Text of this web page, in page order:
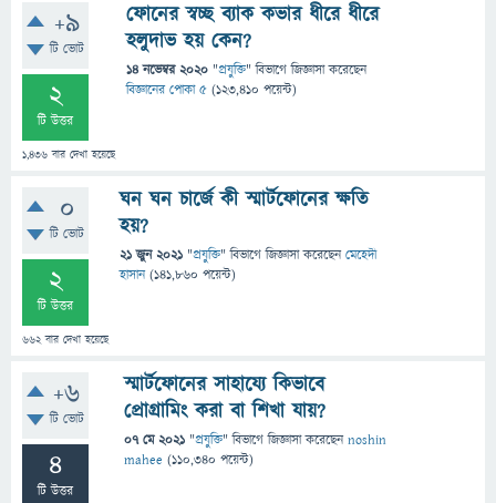
+9
টি ভোট
2
টি উত্তর
1,436 বার দেখা হয়েছে
ফোনের স্বচ্ছ ব্যাক কভার ধীরে ধীরে
হলুদাভ হয় কেন?
14 নভেম্বর 2020 "প্রযুক্তি" বিভাগে জিজ্ঞাসাকরেছেন
বিজ্ঞানের পোকা ৫ (123,410 পয়েন্ট)
0
টি ভোট
2
টি উত্তর
662বার দেখা হয়েছে
ঘন ঘন চার্জে কী স্মার্টফোনের ক্ষতি
হয়?
21 জুন 2021 "প্রযুক্তি" বিভাগে জিজ্ঞাসাকরেছেনমেহেদী
হাসান (141,860 পয়েন্ট)
+6
টি ভোট
4
টি উত্তর
স্মার্টফোনের সাহায্যে কিভাবে
প্রোগ্রামিং করা বা শিখা যায়?
07 মে 2021 "প্রযুক্তি" বিভাগে জিজ্ঞাসাকরেছেনnoshin
mahee (110,340 পয়েন্ট)